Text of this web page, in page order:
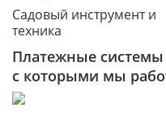
Садовый инструмент и
техника
Платежные системы
с которыми мы